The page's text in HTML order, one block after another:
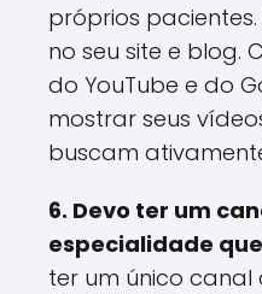
próprios
no seu site e blog.
do YouTube e do
mostrar seus
buscam
6. Devo ter um
especialidade
ter um único canal